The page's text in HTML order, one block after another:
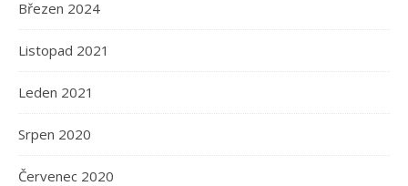
Březen 2024
Listopad 2021
Leden 2021
Srpen 2020
Červenec 2020